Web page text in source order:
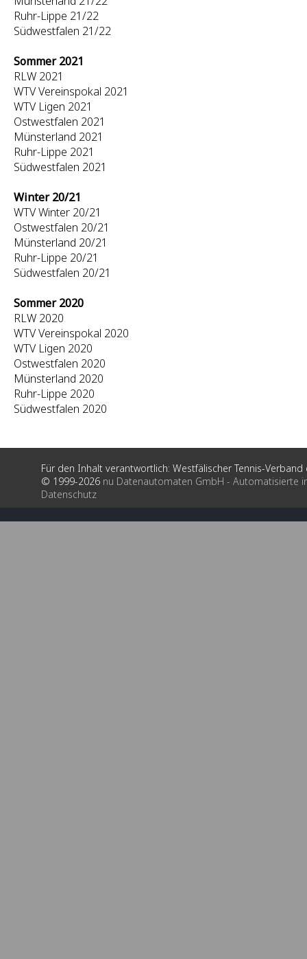
Ruhr-Lippe 21/22
Südwestfalen 21/22
Sommer 2021
RLW 2021
WTV Vereinspokal 2021
WTV Ligen 2021
Ostwestfalen 2021
Münsterland 2021
Ruhr-Lippe 2021
Südwestfalen 2021
Winter 20/21
WTV Winter 20/21
Ostwestfalen 20/21
Münsterland 20/21
Ruhr-Lippe 20/21
Südwestfalen 20/21
Sommer 2020
RLW 2020
WTV Vereinspokal 2020
WTV Ligen 2020
Ostwestfalen 2020
Münsterland 2020
Ruhr-Lippe 2020
Südwestfalen 2020
Für den Inhalt verantwortlich: Westfälischer Tennis-Verband
© 1999-2026 nu Datenautomaten GmbH - Automatisierte
Datenschutz